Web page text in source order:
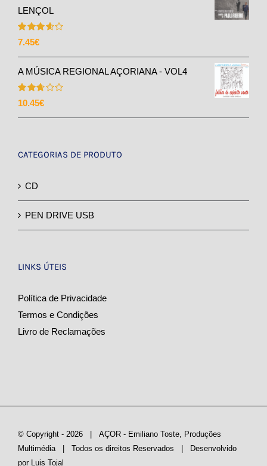
LENÇOL
Avaliação
7.45€
A MÚSICA REGIONAL AÇORIANA - VOL4
Avaliação
de 5
10.45€
CATEGORIAS DE PRODUTO
CD
PEN DRIVE USB
LINKS ÚTEIS
Política de Privacidade
Termos e Condições
Livro de Reclamações
© Copyright - 2026 | AÇOR - Emiliano Toste, Produções
Multimédia| Todos os direitos Reservados | Desenvolvido
por Luis Tojal